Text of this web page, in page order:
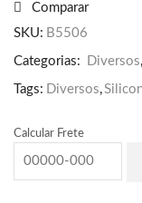
/
Picolé
Comparar
SKU: B5506
Categorias: Diversos,
Tags: Diversos,
Calcular Frete